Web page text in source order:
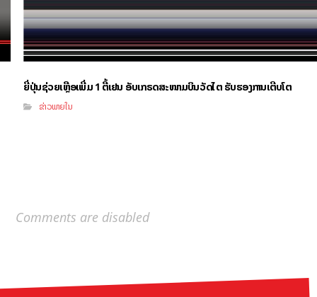
ຍີ່ປຸ່ນຊ່ວຍເຫຼືອເພີ່ມ 1 ຕື້ເຢນ ອັບເກຣດສະໜາມບິນວັດໄຕ ຮັບຮອງການເຕີບໂຕ
ຂ່າວພາຍໃນ
Comments are disabled